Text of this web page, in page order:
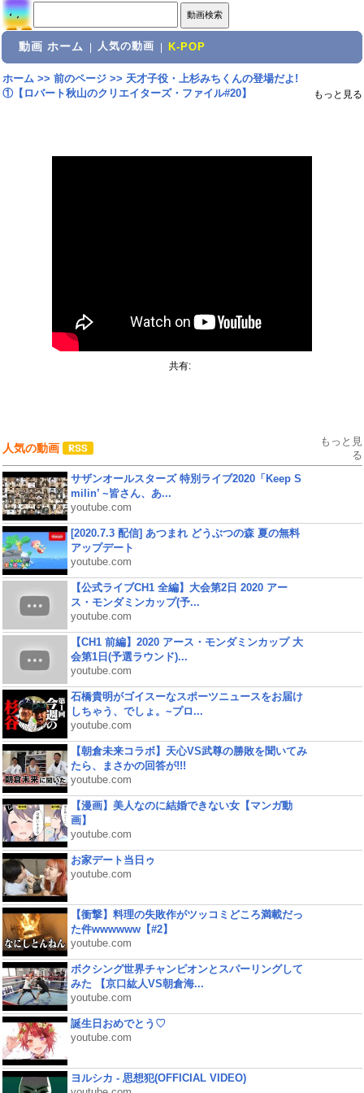
動画 ホーム 人気の動画 K-POP
ホーム>> 前のページ>> 天才子役・上杉みちくんの登場だよ!
①【ロバート秋山のクリエイターズ・ファイル#20】
もっと見る
共有:
人気の動画
もっと見
る
サザンオールスターズ 特別ライブ2020「Keep S
milin’ ~皆さん、あ...
youtube.com
[2020.7.3 配信] あつまれ どうぶつの森 夏の無料
アップデート
youtube.com
【公式ライブCH1 全編】大会第2日 2020 アー
ス・モンダミンカップ(予...
youtube.com
【CH1 前編】2020 アース・モンダミンカップ 大
会第1日(予選ラウンド)...
youtube.com
石橋貴明がゴイスーなスポーツニュースをお届け
しちゃう、でしょ。~プロ...
youtube.com
【朝倉未来コラボ】天心VS武尊の勝敗を聞いてみ
たら、まさかの回答が!!!
youtube.com
【漫画】美人なのに結婚できない女【マンガ動
画】
youtube.com
お家デート当日ゥ
youtube.com
【衝撃】料理の失敗作がツッコミどころ満載だっ
た件wwwwww【#2】
youtube.com
ボクシング世界チャンピオンとスパーリングして
みた 【京口紘人VS朝倉海...
youtube.com
誕生日おめでとう♡
youtube.com
ヨルシカ - 思想犯(OFFICIAL VIDEO)